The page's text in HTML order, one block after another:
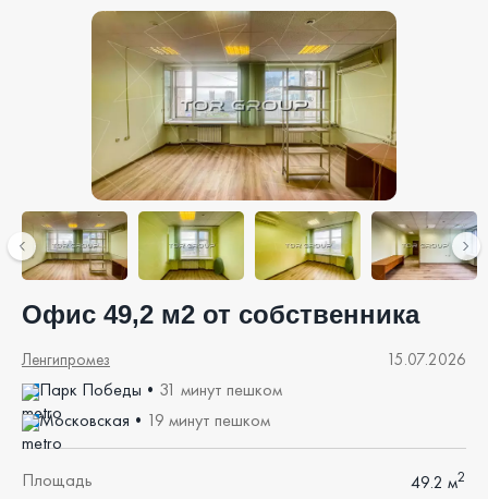
Офис 49,2 м2 от собственника
15.07.2026
Ленгипромез
Парк Победы • 31 минут пешком
Московская • 19 минут пешком
Площадь 49.2 м2